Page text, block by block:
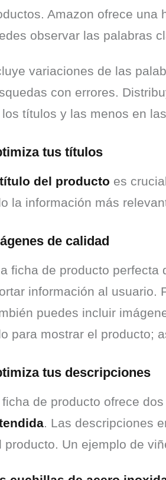
Amazon ofrece una
observar las palabras
variaciones de las
con errores.
los títulos y las menos en
tus títulos
título del producto es
la información más
de calidad
ficha de producto perfecta
información al usuario.
puedes incluir
para mostrar el producto;
tus descripciones
ficha de producto ofrece
. Las descripciones
producto. Un ejemplo de